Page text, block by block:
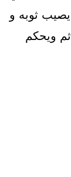
ثوبه و
ويحكم